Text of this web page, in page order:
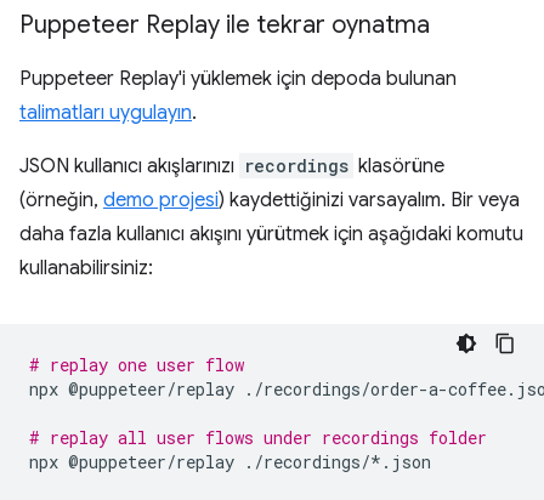
Puppeteer Replay ile tekrar oynatma
Puppeteer Replay'i yüklemek için depoda bulunan
talimatları uygulayın.
JSON kullanıcı akışlarınızı recordings klasörüne
(örneğin, demo projesi) kaydettiğinizi varsayalım. Bir veya
daha fazla kullanıcı akışını yürütmek için aşağıdaki komutu
kullanabilirsiniz:
# replay one user flow
npx @puppeteer/replay ./recordings/order-a-
# replay all user flows under recordings folder
npx @puppeteer/replay